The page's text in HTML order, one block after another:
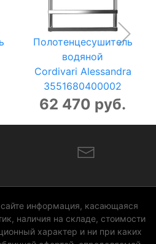
Полотенцесушитель
водяной
Cordivari Alessandra
3551680400002
62 470 руб.
информация, касающаяся
наличия на складе, стоимости
характер и ни при каких